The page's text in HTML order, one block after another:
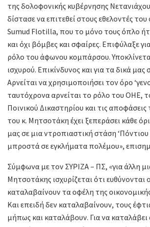
της δολοφονικής κυβέρνησης
δίστασε να επιτεθεί στους εθελοντές
Sumud Flotilla, που το μόνο τους όπλο
και όχι βόμβες και σφαίρες. Επιφύλαξε
ρόλο του άφωνου κομπάρσου.
ισχυρού. Επικίνδυνος και για τα δικά
Αρνείται να χρησιμοποιήσει τον όρο
ταυτόχρονα αρνείται το ρόλο του ΟΗΕ,
Ποινικού Δικαστηρίου και τις
του κ. Μητσοτάκη έχει ξεπεράσει κάθε
μας σε μια ντροπιαστική στάση ‘Πόντιου
μπροστά σε εγκλήματα πολέμου»,
Σύμφωνα με τον ΣΥΡΙΖΑ – ΠΣ, «για άλλη
Μητσοτάκης ισχυρίζεται ότι ευθύνονται
καταλαβαίνουν τα οφέλη της
Και επειδή δεν καταλαβαίνουν, τους
μήπως και καταλάβουν. Για να